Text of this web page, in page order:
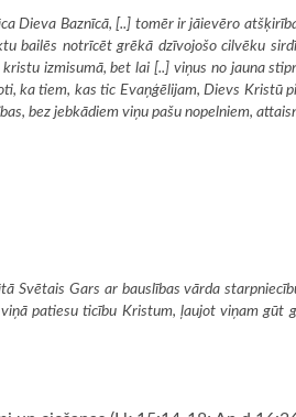
Dieva Baznīcā, [..] tomēr ir jāievēro
bailēs notrīcēt grēkā dzīvojošo cilvēku
izmisumā, bet lai [..] viņus no jauna
ka tiem, kas tic Evaņģēlijam, Dievs Kristū
bez jebkādiem viņu pašu nopelniem,
Svētais Gars ar bauslības vārda
patiesu ticību Kristum, ļaujot viņam gūt